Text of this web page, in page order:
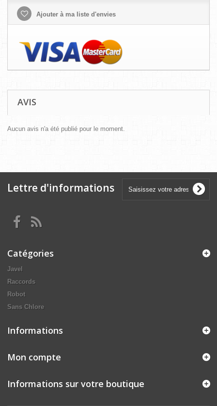
Ajouter à ma liste d'envies
AVIS
Aucun avis n'a été publié pour le moment.
Lettre d'informations
Catégories
Javel
Raccords
Robot
Sans Chlore
Informations
Mon compte
Informations sur votre boutique